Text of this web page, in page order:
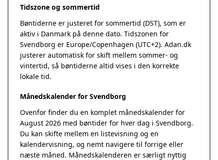
Tidszone og sommertid
Bøntiderne er justeret for sommertid (DST), som er
aktiv i Danmark på denne dato. Tidszonen for
Svendborg er Europe/Copenhagen (UTC+2). Adan.dk
justerer automatisk for skift mellem sommer- og
vintertid, så bøntiderne altid vises i den korrekte
lokale tid.
Månedskalender for Svendborg
Ovenfor finder du en komplet månedskalender for
August 2026 med bøntider for hver dag i Svendborg.
Du kan skifte mellem en listevisning og en
kalendervisning, og nemt navigere til forrige eller
næste måned. Månedskalenderen er særligt nyttig